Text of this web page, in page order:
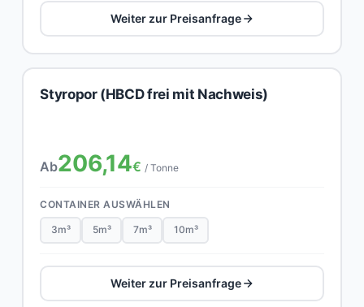
Weiter zur Preisanfrage
Styropor (HBCD frei mit Nachweis)
Ab206,14€ / Tonne
CONTAINER AUSWÄHLEN
3m³ 5m³ 7m³ 10m³
Weiter zur Preisanfrage